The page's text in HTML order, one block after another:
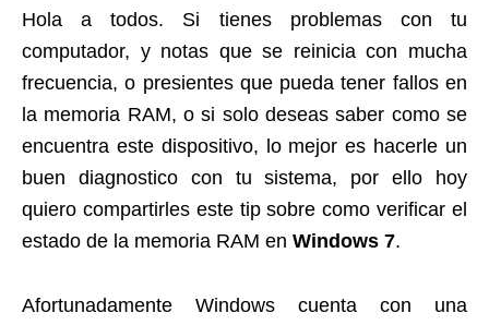
Hola a todos. Si tienes problemas con tu
computador, y notas que se reinicia con mucha
frecuencia, o presientes que pueda tener fallos en
la memoria RAM, o si solo deseas saber como se
encuentra este dispositivo, lo mejor es hacerle un
buen diagnostico con tu sistema, por ello hoy
quiero compartirles este tip sobre como verificar el
estado de la memoria RAM en Windows 7.
Afortunadamente Windows cuenta con una